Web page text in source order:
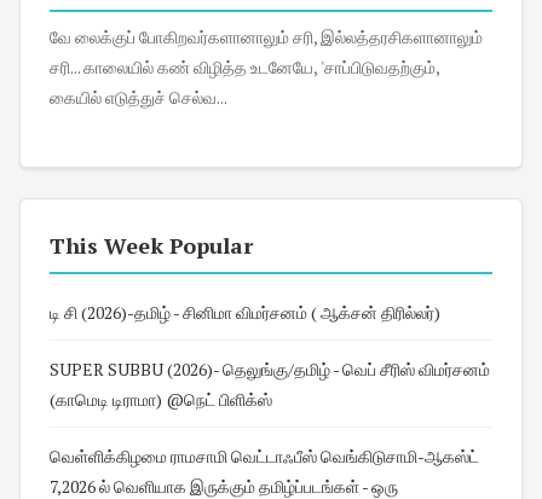
வே லைக்குப் போகிறவர்களானாலும் சரி, இல்லத்தரசிகளானாலும்
சரி... காலையில் கண் விழித்த உடனேயே, 'சாப்பிடுவதற்கும்,
கையில் எடுத்துச் செல்வ...
This Week Popular
டி சி (2026)-தமிழ் - சினிமா விமர்சனம் ( ஆக்சன் திரில்லர்)
SUPER SUBBU (2026)- தெலுங்கு/தமிழ் - வெப் சீரிஸ் விமர்சனம்
(காமெடி டிராமா) @நெட் பிளிக்ஸ்
வெள்ளிக்கிழமை ராமசாமி வெட்டாஃபீஸ் வெங்கிடுசாமி-ஆகஸ்ட்
7,2026 ல் வெளியாக இருக்கும் தமிழ்ப்படங்கள் - ஒரு